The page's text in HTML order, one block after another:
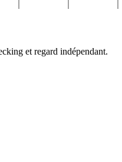
et regard indépendant.